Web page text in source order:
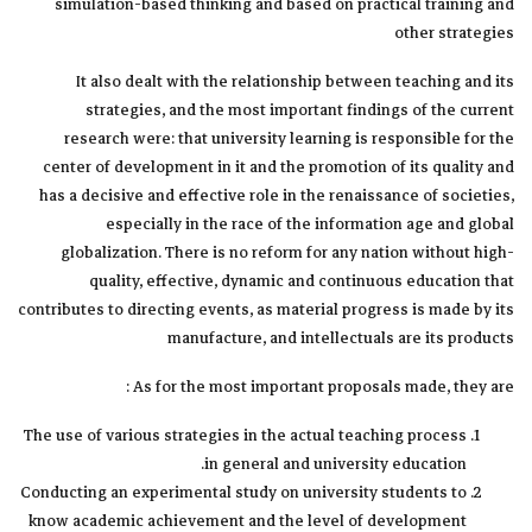
other strategies
It also dealt with the relationship between teaching and its
strategies, and the most important findings of the current
research were: that university learning is responsible for the
center of development in it and the promotion of its quality and
has a decisive and effective role in the renaissance of societies,
especially in the race of the information age and global
globalization. There is no reform for any nation without high-
quality, effective, dynamic and continuous education that
contributes to directing events, as material progress is made by its
manufacture, and intellectuals are its products
As for the most important proposals made, they are :
The use of various strategies in the actual teaching process
in general and university education.
Conducting an experimental study on university students to
know academic achievement and the level of development